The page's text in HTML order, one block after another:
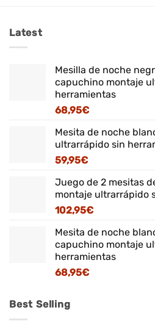
Latest
Mesilla de noche
capuchino montaje
herramientas
68,95€
Mesita de noche
ultrarrápido sin
59,95€
Juego de 2 mesitas
montaje ultrarrápido
102,95€
Mesita de noche
capuchino montaje
herramientas
68,95€
Best Selling